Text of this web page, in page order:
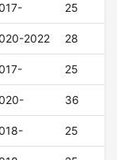
25
2022 28
25
36
25